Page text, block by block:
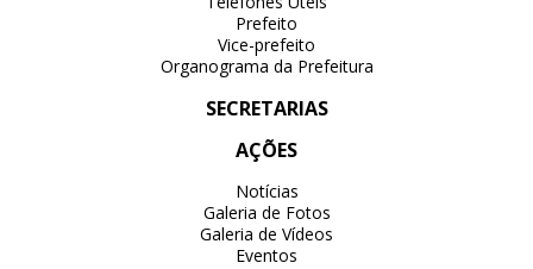
Prefeito
Vice-prefeito
Organograma da Prefeitura
SECRETARIAS
AÇÕES
Notícias
Galeria de Fotos
Galeria de Vídeos
Eventos